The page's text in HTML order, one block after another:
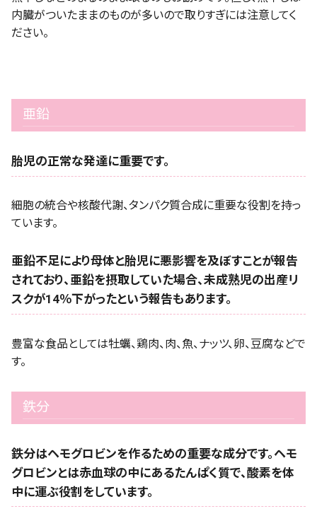
内臓がついたままのものが多いので取りすぎには注意してく
ださい。
亜鉛
胎児の正常な発達に重要です。
細胞の統合や核酸代謝、タンパク質合成に重要な役割を持っ
ています。
亜鉛不足により母体と胎児に悪影響を及ぼすことが報告
されており、亜鉛を摂取していた場合、未成熟児の出産リ
スクが14％下がったという報告もあります。
豊富な食品としては牡蠣、鶏肉、肉、魚、ナッツ、卵、豆腐などで
す。
鉄分
鉄分はヘモグロビンを作るための重要な成分です。ヘモ
グロビンとは赤血球の中にあるたんぱく質で、酸素を体
中に運ぶ役割をしています。